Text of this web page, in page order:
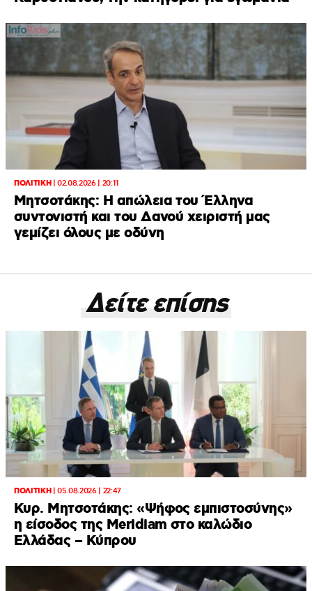
ΠΟΛΙΤΙΚΗ|02.08.2026 | 20:11
Μητσοτάκης: Η απώλεια του Έλληνα
συντονιστή και του Δανού χειριστή μας
γεμίζει όλους με οδύνη
Δείτε επίσης
ΠΟΛΙΤΙΚΗ|05.08.2026 | 22:47
Κυρ. Μητσοτάκης: «Ψήφος εμπιστοσύνης»
η είσοδος της Meridiam στο καλώδιο
Ελλάδας – Κύπρου